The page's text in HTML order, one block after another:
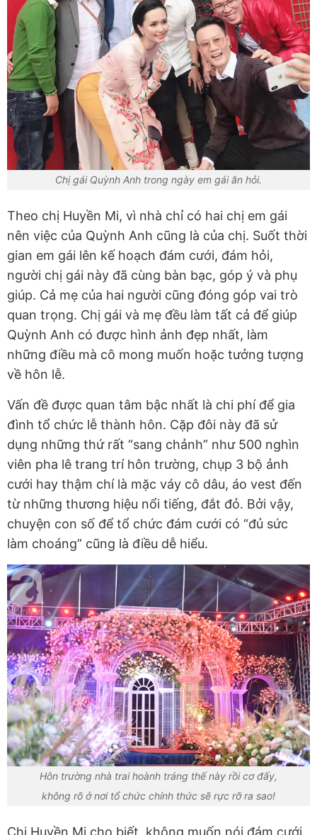
Chị gái Quỳnh Anh trong ngày em gái ăn hỏi.
Theo chị Huyền Mi, vì nhà chỉ có hai chị em gái
nên việc của Quỳnh Anh cũng là của chị. Suốt thời
gian em gái lên kế hoạch đám cưới, đám hỏi,
người chị gái này đã cùng bàn bạc, góp ý và phụ
giúp. Cả mẹ của hai người cũng đóng góp vai trò
quan trọng. Chị gái và mẹ đều làm tất cả để giúp
Quỳnh Anh có được hình ảnh đẹp nhất, làm
những điều mà cô mong muốn hoặc tưởng tượng
về hôn lễ.
Vấn đề được quan tâm bậc nhất là chi phí để gia
đình tổ chức lễ thành hôn. Cặp đôi này đã sử
dụng những thứ rất “sang chảnh” như 500 nghìn
viên pha lê trang trí hôn trường, chụp 3 bộ ảnh
cưới hay thậm chí là mặc váy cô dâu, áo vest đến
từ những thương hiệu nổi tiếng, đắt đỏ. Bởi vậy,
chuyện con số để tổ chức đám cưới có “đủ sức
làm choáng” cũng là điều dễ hiểu.
Hôn trường nhà trai hoành tráng thế này rồi cơ đấy,
không rõ ở nơi tổ chức chính thức sẽ rực rỡ ra sao!
Chị Huyền Mi cho biết, không muốn nói đám cưới